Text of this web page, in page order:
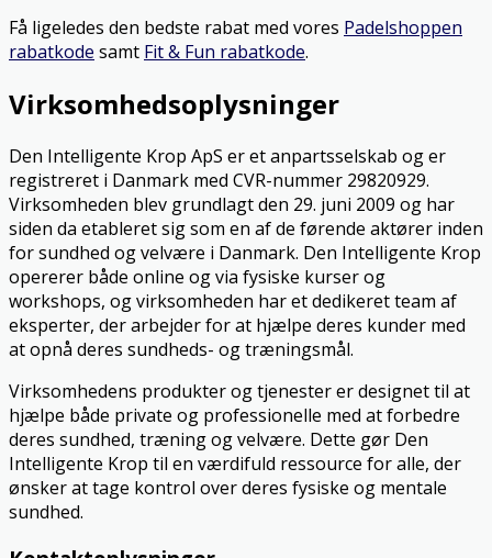
Få ligeledes den bedste rabat med vores Padelshoppen
rabatkode samt Fit & Fun rabatkode.
Virksomhedsoplysninger
Den Intelligente Krop ApS er et anpartsselskab og er
registreret i Danmark med CVR-nummer 29820929.
Virksomheden blev grundlagt den 29. juni 2009 og har
siden da etableret sig som en af de førende aktører inden
for sundhed og velvære i Danmark. Den Intelligente Krop
opererer både online og via fysiske kurser og
workshops, og virksomheden har et dedikeret team af
eksperter, der arbejder for at hjælpe deres kunder med
at opnå deres sundheds- og træningsmål.
Virksomhedens produkter og tjenester er designet til at
hjælpe både private og professionelle med at forbedre
deres sundhed, træning og velvære. Dette gør Den
Intelligente Krop til en værdifuld ressource for alle, der
ønsker at tage kontrol over deres fysiske og mentale
sundhed.